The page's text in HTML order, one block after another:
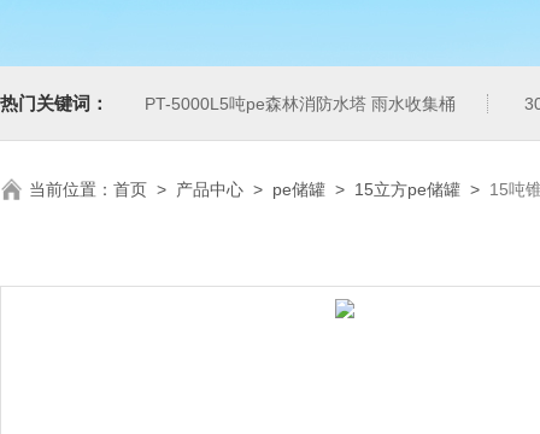
热门关键词： PT-5000L5吨pe森林消防水塔 雨水收集桶
当前位置： 首页 > 产品中心 > pe储罐 > 15立方pe储罐 > 15吨